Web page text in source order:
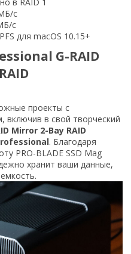
с
с
для macOS 10.15+
G-RAID
проекты с
включив в свой творческий
Mirror 2-Bay RAID
. Благодаря
PRO-BLADE SSD Mag
хранит ваши данные,